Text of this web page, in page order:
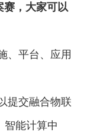
，大家可以
平台、应用
提交融合物联
智能计算中